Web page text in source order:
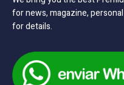
for news, magazine,
for details.